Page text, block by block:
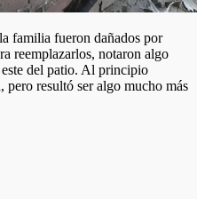
familia fueron dañados por
reemplazarlos, notaron algo
del patio. Al principio
pero resultó ser algo mucho más